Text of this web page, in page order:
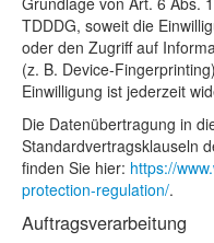
TDDDG, soweit die
oder den Zugriff auf
(z. B. Device-
Einwilligung ist jederzeit
Die Datenübertragung in
Standardvertragsklauseln
finden Sie hier: https://
protection-regulation/.
Auftragsverarbeitung